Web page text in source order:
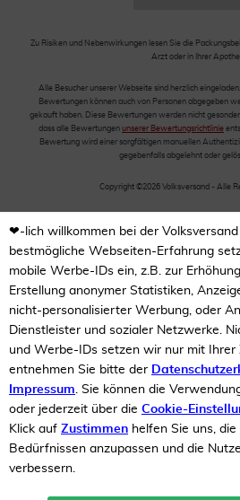
Zu Risiken und Nebenwirkungen lesen Sie die
Arzt oder in Ihrer
Alle Besucher unserer Webseite sind herzlich
Bewertungen können auch von Personen abgegeben
gekauft haben. Diese Bewertungen werden nicht
dass alle Bewertungen unserer Bewertungsrichtlinie
Bewertung wird einer sorgfältigen manuellen
gegebenfalls abgelehnt oder
Copyright ©2026 Volksversand - Alle
❤-lich willkommen bei der
bestmögliche Webseiten-Erfahrung
mobile Werbe-IDs ein, z.B. zur
Erstellung anonymer Statistiken,
nicht-personalisierter Werbung, oder
Dienstleister und sozialer Netzwerke.
und Werbe-IDs setzen wir nur mit Ihrer
entnehmen Sie bitte der
Impressum. Sie können die
oder jederzeit über die Cookie-
Klick auf Zustimmen helfen Sie uns,
Bedürfnissen anzupassen und die
verbessern.